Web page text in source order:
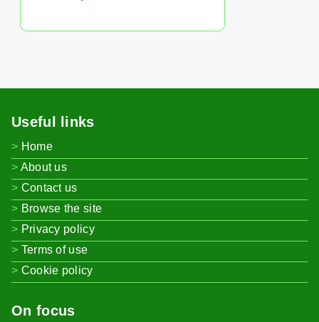
Useful links
Home
About us
Contact us
Browse the site
Privacy policy
Terms of use
Cookie policy
On focus